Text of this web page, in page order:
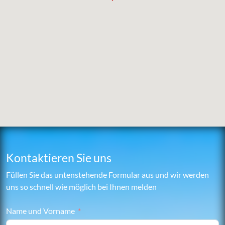
Kontaktieren Sie uns
Füllen Sie das untenstehende Formular aus und wir werden
uns so schnell wie möglich bei Ihnen melden
Name und Vorname